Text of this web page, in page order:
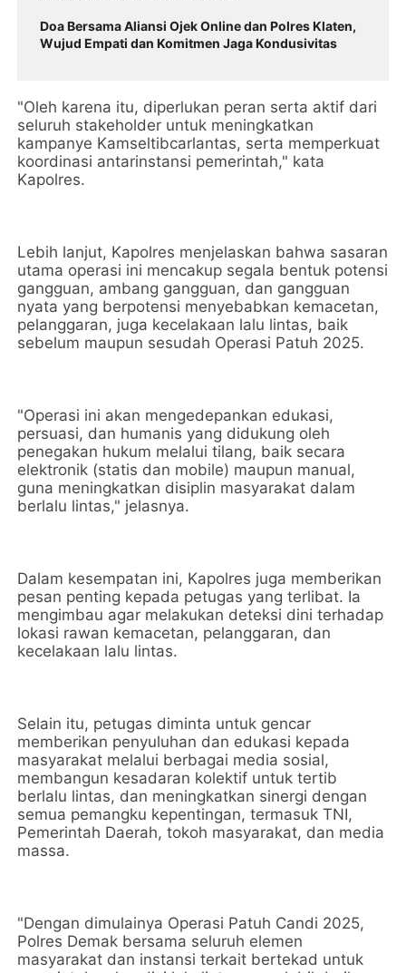
Doa Bersama Aliansi Ojek Online dan Polres Klaten,
Wujud Empati dan Komitmen Jaga Kondusivitas
"Oleh karena itu, diperlukan peran serta aktif dari
seluruh stakeholder untuk meningkatkan
kampanye Kamseltibcarlantas, serta memperkuat
koordinasi antarinstansi pemerintah," kata
Kapolres.
Lebih lanjut, Kapolres menjelaskan bahwa sasaran
utama operasi ini mencakup segala bentuk potensi
gangguan, ambang gangguan, dan gangguan
nyata yang berpotensi menyebabkan kemacetan,
pelanggaran, juga kecelakaan lalu lintas, baik
sebelum maupun sesudah Operasi Patuh 2025.
"Operasi ini akan mengedepankan edukasi,
persuasi, dan humanis yang didukung oleh
penegakan hukum melalui tilang, baik secara
elektronik (statis dan mobile) maupun manual,
guna meningkatkan disiplin masyarakat dalam
berlalu lintas," jelasnya.
Dalam kesempatan ini, Kapolres juga memberikan
pesan penting kepada petugas yang terlibat. Ia
mengimbau agar melakukan deteksi dini terhadap
lokasi rawan kemacetan, pelanggaran, dan
kecelakaan lalu lintas.
Selain itu, petugas diminta untuk gencar
memberikan penyuluhan dan edukasi kepada
masyarakat melalui berbagai media sosial,
membangun kesadaran kolektif untuk tertib
berlalu lintas, dan meningkatkan sinergi dengan
semua pemangku kepentingan, termasuk TNI,
Pemerintah Daerah, tokoh masyarakat, dan media
massa.
"Dengan dimulainya Operasi Patuh Candi 2025,
Polres Demak bersama seluruh elemen
masyarakat dan instansi terkait bertekad untuk